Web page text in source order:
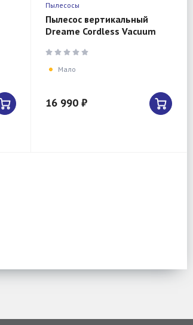
Пылесосы
Пылесос вертикальный
Dreame Cordless Vacuum
Мало
16 990 ₽